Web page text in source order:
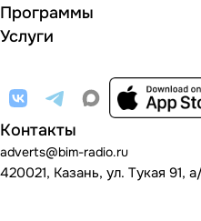
Программы
Услуги
Контакты
adverts@bim-radio.ru
420021, Казань, ул. Тукая 91,